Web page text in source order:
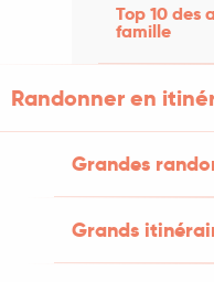
Top 10 des
famille
Randonner en
Grandes
Grands